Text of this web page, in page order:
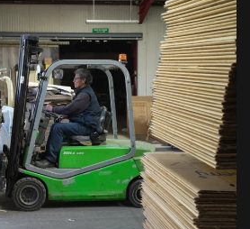
VOIR EN GRAND